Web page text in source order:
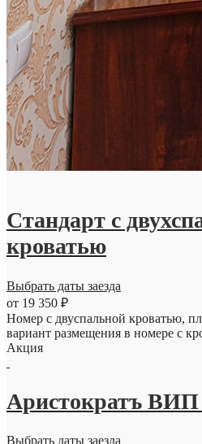
Стандарт с
кроватью
Выбрать даты заезда
от 19 350 ₽
Номер с двуспальной кроватью,
вариант размещения в номере с
Акция
Аристократъ
Выбрать даты заезда